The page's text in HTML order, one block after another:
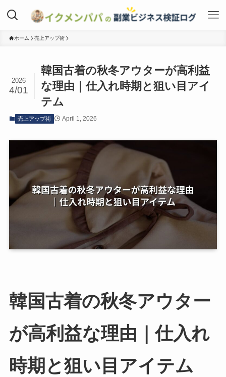
ホーム 売上アップ術
韓国古着の秋冬アウターが高利益
な理由｜仕入れ時期と狙い目アイ
テム
2026
4/01
売上アップ術 April 1, 2026
韓国古着の秋冬アウター
が高利益な理由｜仕入れ
時期と狙い目アイテム